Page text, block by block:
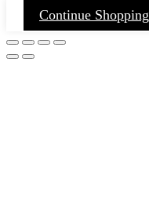
Continue Shopping